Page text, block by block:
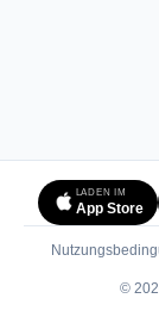
LADEN IM
App Store
©